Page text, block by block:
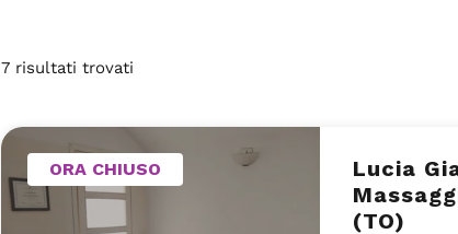
7 risultati trovati
ORA CHIUSO
Lucia
(TO)